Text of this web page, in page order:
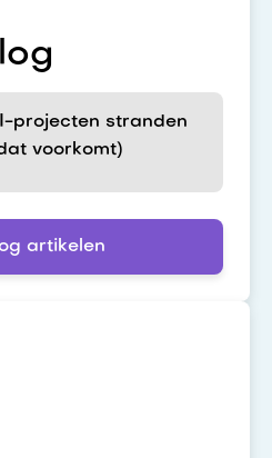
projecten stranden
voorkomt)
artikelen